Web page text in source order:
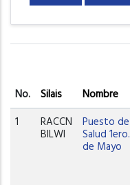
No. Silais Nombre
1
RACCN
BILWI
Puesto de
Salud 1ero.
de Mayo